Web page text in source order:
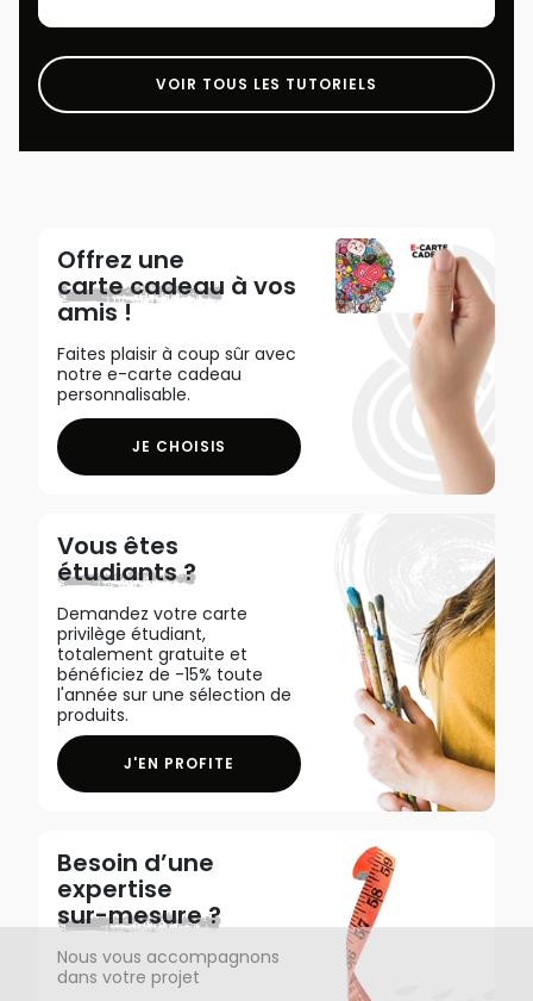
VOIR TOUS LES TUTORIELS
Offrez une
carte cadeau à vos
amis !
Faites plaisir à coup sûr avec
notre e-carte cadeau
personnalisable.
JE CHOISIS
Vous êtes
étudiants ?
Demandez votre carte
privilège étudiant,
totalement gratuite et
bénéficiez de -15% toute
l'année sur une sélection de
produits.
J'EN PROFITE
Besoin d’une
expertise
sur-mesure ?
Nous vous accompagnons
dans votre projet